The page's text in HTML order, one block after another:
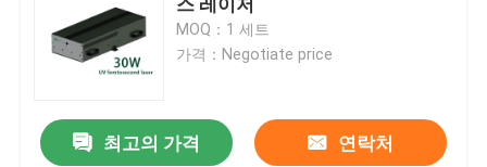
스 레이저
MOQ：1 세트
가격：Negotiate price
최고의 가격 연락처